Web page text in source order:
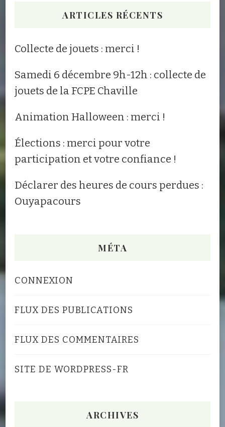
ARTICLES RÉCENTS
Collecte de jouets : merci !
Samedi 6 décembre 9h-12h : collecte de
jouets de la FCPE Chaville
Animation Halloween : merci !
Élections : merci pour votre
participation et votre confiance !
Déclarer des heures de cours perdues :
Ouyapacours
MÉTA
CONNEXION
FLUX DES PUBLICATIONS
FLUX DES COMMENTAIRES
SITE DE WORDPRESS-FR
ARCHIVES